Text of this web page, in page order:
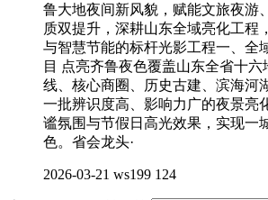
鲁大地夜间新风貌，赋能文旅夜游
质双提升，深耕山东全域亮化工程
与智慧节能的标杆光影工程一、全
目 点亮齐鲁夜色覆盖山东全省十
线、核心商圈、历史古建、滨海河
一批辨识度高、影响力广的夜景亮
谧氛围与节假日高光效果，实现一
色。省会龙头·
2026-03-21 ws199 124